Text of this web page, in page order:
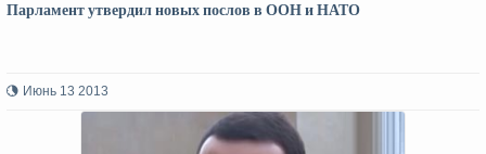
Парламент утвердил новых послов в ООН и НАТО
Июнь 13 2013